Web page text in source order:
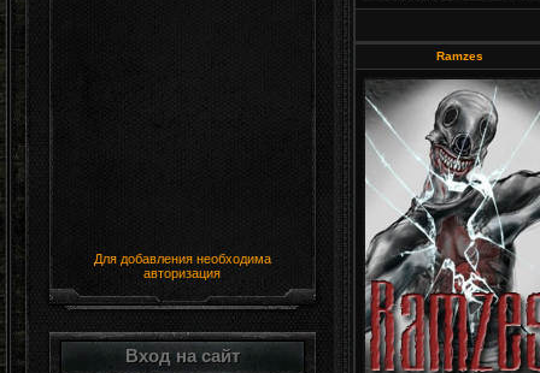
Для добавления необходима
авторизация
Вход на сайт
Ramzes